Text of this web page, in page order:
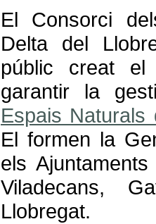
El Consorci
Delta del
públic creat
garantir la
Espais Naturals
El formen la
els
Viladecans,
Llobregat.